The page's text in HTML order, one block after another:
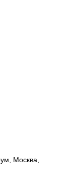
Москва,